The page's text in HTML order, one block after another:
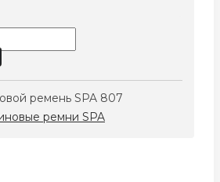
ремень SPA 807
ремни SPA